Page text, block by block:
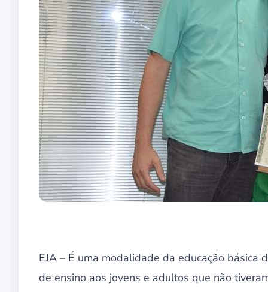
EJA – É uma modalidade da educação
de ensino aos jovens e adultos que não